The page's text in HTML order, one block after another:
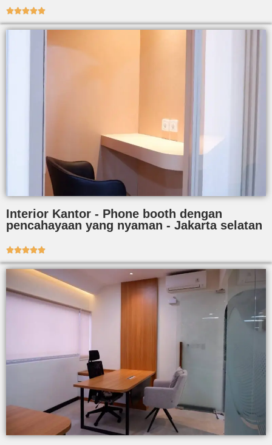

Interior Kantor - Phone booth dengan
pencahayaan yang nyaman - Jakarta selatan
